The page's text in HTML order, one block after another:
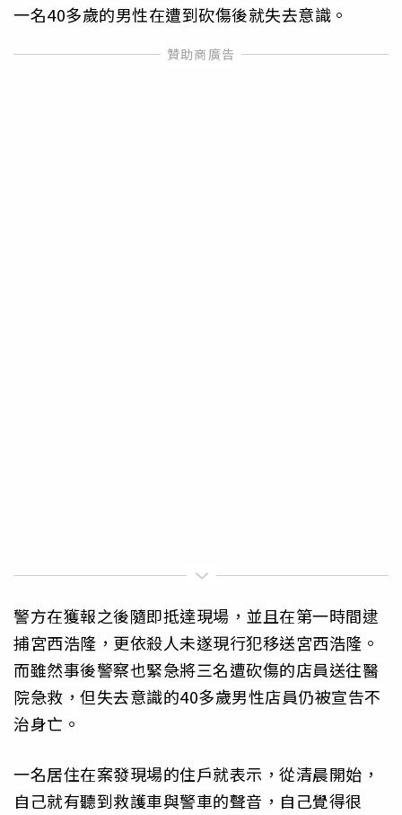
一名40多歲的男性在遭到砍傷後就失去意識。
警方在獲報之後隨即抵達現場，並且在第一時間逮
捕宮西浩隆，更依殺人未遂現行犯移送宮西浩隆。
而雖然事後警察也緊急將三名遭砍傷的店員送往醫
院急救，但失去意識的40多歲男性店員仍被宣告不
治身亡。
一名居住在案發現場的住戶就表示，從清晨開始，
自己就有聽到救護車與警車的聲音，自己覺得很